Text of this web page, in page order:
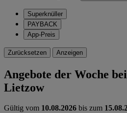
Superknüller
PAYBACK
App-Preis
Zurücksetzen Anzeigen
Angebote der Woche
Lietzow
Gültig vom 10.08.2026 bis zum